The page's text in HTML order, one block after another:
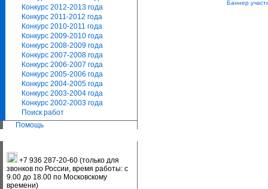
Конкурс 2012-2013 года
Конкурс 2011-2012 года
Конкурс 2010-2011 года
Конкурс 2009-2010 года
Конкурс 2008-2009 года
Конкурс 2007-2008 года
Конкурс 2006-2007 года
Конкурс 2005-2006 года
Конкурс 2004-2005 года
Конкурс 2003-2004 года
Конкурс 2002-2003 года
Поиск работ
Помощь
+7 936 287-20-60 (только для
звонков по России, время работы: с
9.00 до 18.00 по Московскому
времени)
Баннер